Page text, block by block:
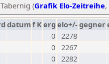
(Grafik Elo-Zeitreihe,
datumf Kerg elo+/-gegner
0 2278
0 2267
0 2282